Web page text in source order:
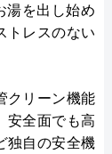
湯を出し始め
トレスのない
クリーン機能
安全面でも高
独自の安全機